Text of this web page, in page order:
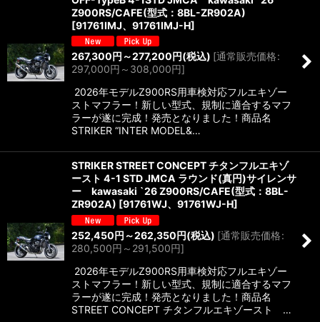
Z900RS/CAFE(型式：8BL-ZR902A)
[91761IMJ、91761IMJ-H]
267,300円 ～277,200円(税込) [通常販売価格:
297,000円 ～308,000円]
2026年モデルZ900RS用車検対応フルエキゾー
ストマフラー！新しい型式、規制に適合するマフ
ラーが遂に完成！発売となりました！商品名
STRIKER “INTER MODEL&…
STRIKER STREET CONCEPT チタンフルエキゾ
ースト 4-1 STD JMCA ラウンド(真円)サイレンサ
ー kawasaki `26 Z900RS/CAFE(型式：8BL-
ZR902A) [91761WJ、91761WJ-H]
252,450円 ～262,350円(税込) [通常販売価格:
280,500円 ～291,500円]
2026年モデルZ900RS用車検対応フルエキゾー
ストマフラー！新しい型式、規制に適合するマフ
ラーが遂に完成！発売となりました！商品名
STREET CONCEPT チタンフルエキゾースト …